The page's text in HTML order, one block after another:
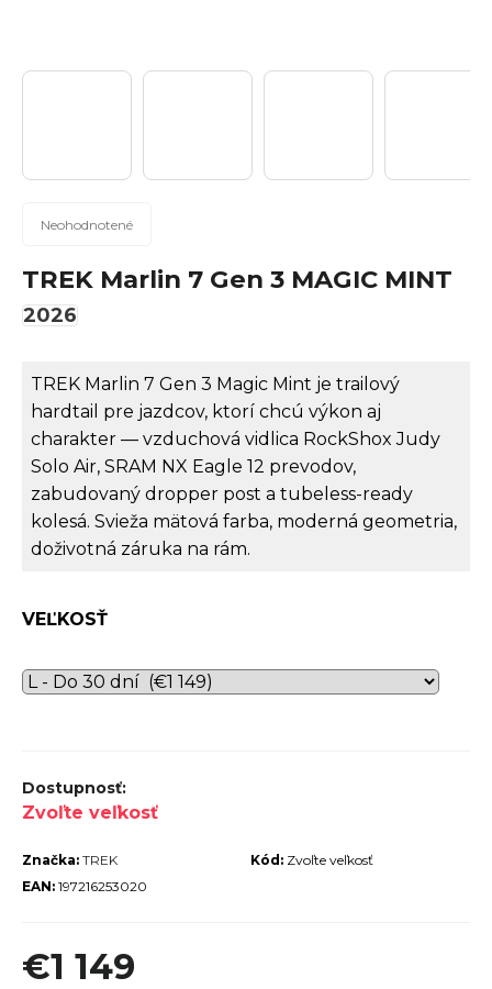
Priemerné
produktu
je
0,0
hviezdičiek.
Neohodnotené
TREK Marlin 7 Gen 3 MAGIC MINT
2026
TREK Marlin 7 Gen 3 Magic Mint je trailový
hardtail pre jazdcov, ktorí chcú výkon aj
charakter — vzduchová vidlica RockShox Judy
Solo Air, SRAM NX Eagle 12 prevodov,
zabudovaný dropper post a tubeless-ready
kolesá. Svieža mätová farba, moderná geometria,
doživotná záruka na rám.
VEĽKOSŤ
Zvoľte veľkosť
Kód: Zvoľte veľkosť
Značka: TREK
EAN: 197216253020
€1 149
?
Hľadať
O
d
p
o
ú
a
e
RED